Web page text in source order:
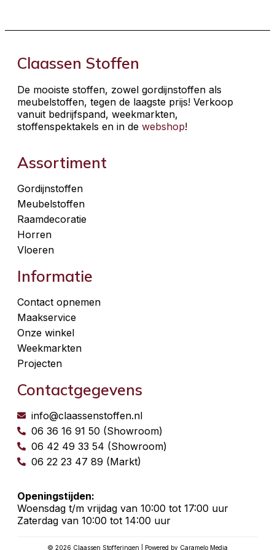
Claassen Stoffen
De mooiste stoffen, zowel gordijnstoffen als
meubelstoffen, tegen de laagste prijs! Verkoop
vanuit bedrijfspand, weekmarkten,
stoffenspektakels en in de webshop!
Assortiment
Gordijnstoffen
Meubelstoffen
Raamdecoratie
Horren
Vloeren
Informatie
Contact opnemen
Maakservice
Onze winkel
Weekmarkten
Projecten
Contactgegevens
info@claassenstoffen.nl
06 36 16 91 50 (Showroom)
06 42 49 33 54 (Showroom)
06 22 23 47 89 (Markt)
Openingstijden:
Woensdag t/m vrijdag van 10:00 tot 17:00 uur
Zaterdag van 10:00 tot 14:00 uur
© 2026 Claassen Stofferingen | Powered by Caramelo Media